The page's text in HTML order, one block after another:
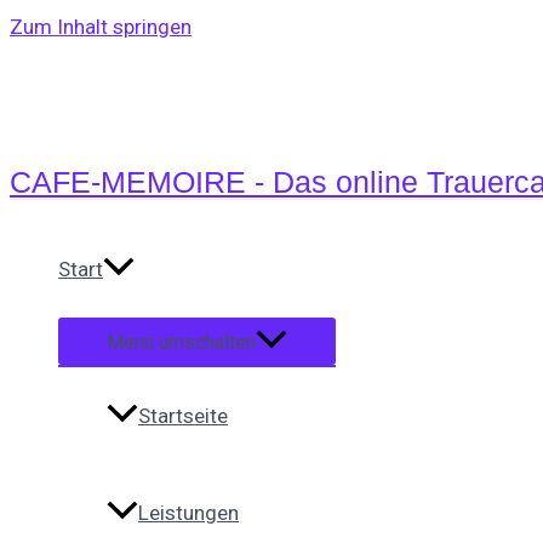
Zum Inhalt springen
CAFE-MEMOIRE - Das online
Start
Menü umschalten
Startseite
Leistungen